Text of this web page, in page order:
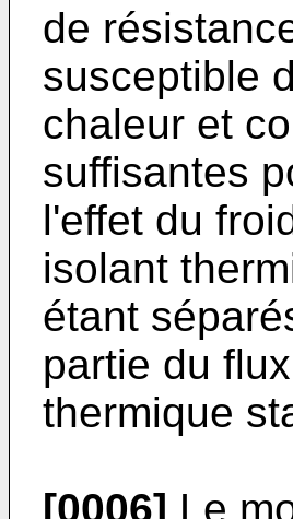
de
susceptible
chaleur et
suffisantes
l'effet du
isolant
étant
partie du
thermique
[0006] Le